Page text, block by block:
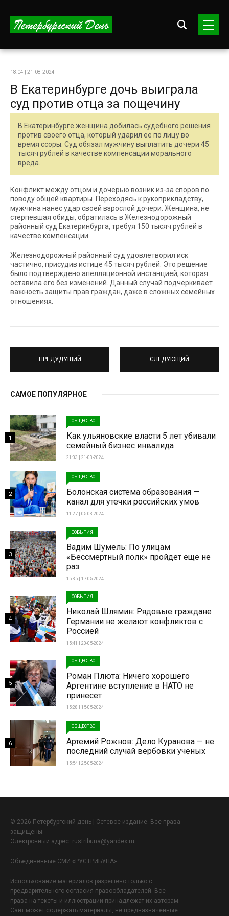
18:04 | 21-08-2024
В Екатеринбурге дочь выиграла
суд против отца за пощечину
В Екатеринбурге женщина добилась судебного решения
против своего отца, который ударил ее по лицу во
время ссоры. Суд обязал мужчину выплатить дочери 45
тысяч рублей в качестве компенсации морального
вреда.
Конфликт между отцом и дочерью возник из-за споров по
поводу общей квартиры. Переходясь к рукоприкладству,
мужчина нанес удар своей взрослой дочери. Женщина, не
стерпевшая обиды, обратилась в Железнодорожный
районный суд Екатеринбурга, требуя 150 тысяч рублей в
качестве компенсации.
Железнодорожный районный суд удовлетворил иск
частично, присудив истице 45 тысяч рублей. Это решение
было подтверждено апелляционной инстанцией, которая
оставила его без изменений. Данный случай подчеркивает
важность защиты прав граждан, даже в сложных семейных
отношениях.
ПРЕДУДУЩИЙ СЛЕДУЮЩИЙ
САМОЕ ПОПУЛЯРНОЕ
ОБЩЕСТВО
Как ульяновские власти 5 лет убивали
семейный бизнес инвалида
21:03 | 21-03-2024
1
ОБЩЕСТВО
Болонская система образования —
канал для утечки российских умов
11:27 | 05-03-2024
2
СОБЫТИЯ
Вадим Шумель: По улицам
«Бессмертный полк» пройдет еще не
раз
15:35 | 17-05-2024
3
СОБЫТИЯ
Николай Шлямин: Рядовые граждане
Германии не желают конфликтов с
Россией
15:41 | 20-05-2024
4
ОБЩЕСТВО
Роман Плюта: Ничего хорошего
Аргентине вступление в НАТО не
принесет
15:28 | 15-05-2024
5
ОБЩЕСТВО
Артемий Рожнов: Дело Куранова — не
последний случай вербовки ученых
15:54 | 25-05-2024
6
© 2026 Петербургский день | Сетевое издание. Все права
защищены.
Электронный адрес: rustribuna@yandex.ru
Объединенные СМИ «РУСТРИБУНА»
Использование материалов разрешено только с
предварительного согласия правообладателей. Все
права на тексты и иллюстрации принадлежат их авторам.
Сайт может содержать материалы, не предназначенные